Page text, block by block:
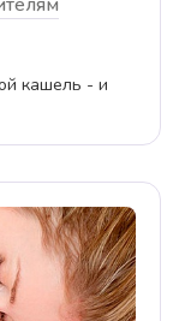
кашель - и